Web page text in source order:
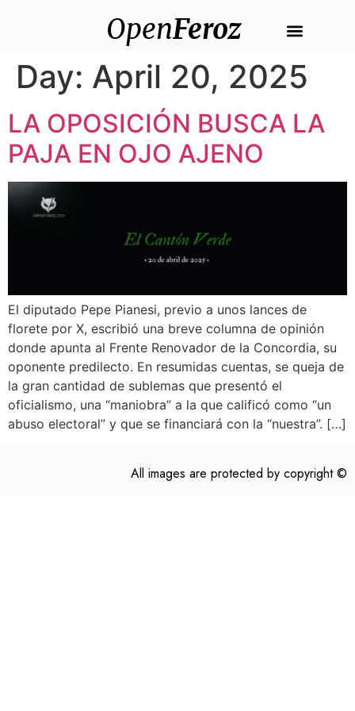
OpenFeroz
Day: April 20, 2025
LA OPOSICIÓN BUSCA LA
PAJA EN OJO AJENO
El diputado Pepe Pianesi, previo a unos lances de
florete por X, escribió una breve columna de opinión
donde apunta al Frente Renovador de la Concordia, su
oponente predilecto. En resumidas cuentas, se queja de
la gran cantidad de sublemas que presentó el
oficialismo, una “maniobra” a la que calificó como “un
abuso electoral” y que se financiará con la “nuestra”. […]
All images are protected by copyright ©